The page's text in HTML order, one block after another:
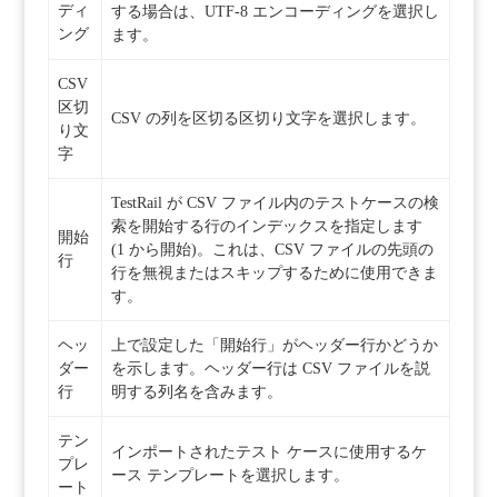
ディ
ング
する場合は、UTF-8 エンコーディングを選択し
ます。
CSV
区切
り文
字
CSV の列を区切る区切り文字を選択します。
開始
行
TestRail が CSV ファイル内のテストケースの検
索を開始する行のインデックスを指定します
(1 から開始)。これは、CSV ファイルの先頭の
行を無視またはスキップするために使用できま
す。
ヘッ
ダー
行
上で設定した「開始行」がヘッダー行かどうか
を示します。ヘッダー行は CSV ファイルを説
明する列名を含みます。
テン
プレ
ート
インポートされたテスト ケースに使用するケ
ース テンプレートを選択します。